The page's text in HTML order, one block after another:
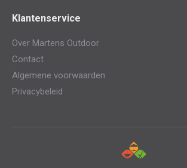
Klantenservice
Over Martens Outdoor
Contact
Algemene voorwaarden
Privacybeleid